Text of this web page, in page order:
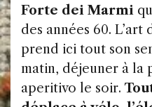
Forte dei Marmi
des années 60. L’art
prend ici tout son
matin, déjeuner à la
aperitivo le soir.